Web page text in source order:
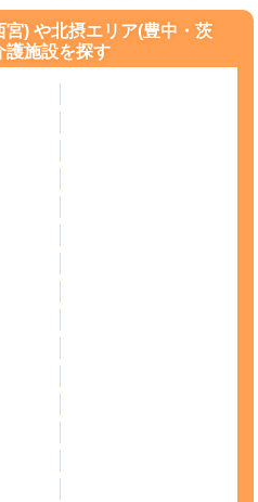
) や北摂エリア(豊中・茨
護施設を探す